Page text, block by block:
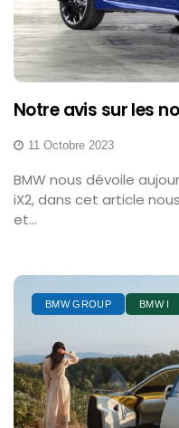
Notre avis sur les
11 Octobre 2023
BMW nous dévoile
iX2, dans cet article
et...
BMW GROUP BMW I